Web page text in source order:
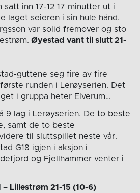
inn 17-12 17 minutter ut i
laget seieren i sin hule hånd.
var solid fremover og sto
Øyestad vant til slutt 21-
guttene seg fire av fire
runden i Lerøyserien. Det
i gruppa heter Elverum…
9 lag i Lerøyserien. De to beste
samt de to beste
til sluttspillet neste vår.
G18 igjen i aksjon i
og Fjellhammer venter i
Lillestrøm 21-15 (10-6)